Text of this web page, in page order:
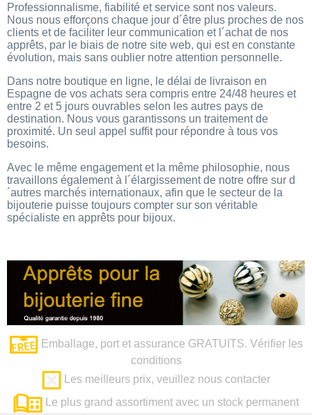
Professionnalisme, fiabilité et service sont nos valeurs.
Nous nous efforçons chaque jour d´être plus proches de nos
clients et de faciliter leur communication et l´achat de nos
apprêts, par le biais de notre site web, qui est en constante
évolution, mais sans oublier notre attention personnelle.
Dans notre boutique en ligne, le délai de livraison en
Espagne de vos achats sera compris entre 24/48 heures et
entre 2 et 5 jours ouvrables selon les autres pays de
destination. Nous vous garantissons un traitement de
proximité. Un seul appel suffit pour répondre à tous vos
besoins.
Avec le même engagement et la même philosophie, nous
travaillons également à l´élargissement de notre offre sur d
´autres marchés internationaux, afin que le secteur de la
bijouterie puisse toujours compter sur son véritable
spécialiste en apprêts pour bijoux.
Emballage, port et assurance GRATUITS. Vérifier les
conditions
Les meilleurs prix, veuillez nous contacter
Le plus grand assortiment avec un stock permanent